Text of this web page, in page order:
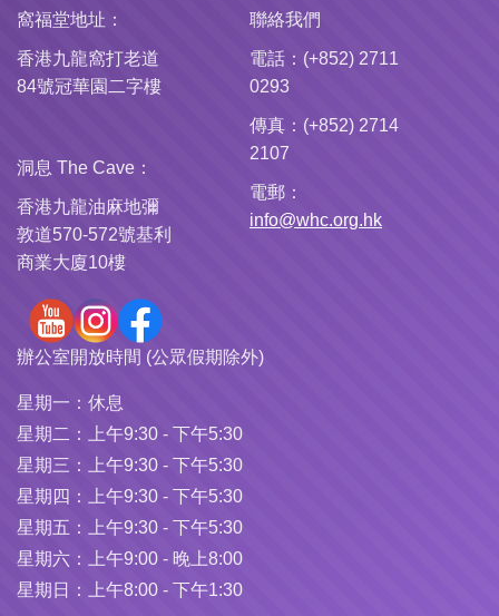
窩福堂地址：
香港九龍窩打老道
84號冠華園二字樓
洞息 The Cave：
香港九龍油麻地彌
敦道570-572號基利
商業大廈10樓
聯絡我們
電話：(+852) 2711
0293
傳真：(+852) 2714
2107
電郵：
info@whc.org.hk
辦公室開放時間 (公眾假期除外)
星期一： 休息
星期二：
上午9:30 - 下午5:30
星期三：
上午9:30 - 下午5:30
星期四：
上午9:30 - 下午5:30
星期五：
上午9:30 - 下午5:30
星期六：
上午9:00 - 晚上8:00
星期日：
上午8:00 - 下午1:30